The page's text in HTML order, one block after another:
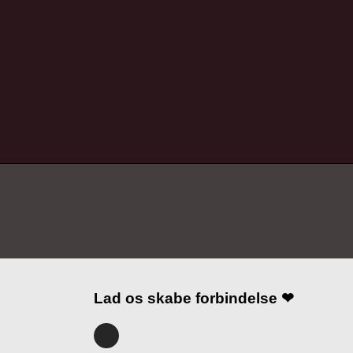
Lad os skabe forbindelse ❤
I